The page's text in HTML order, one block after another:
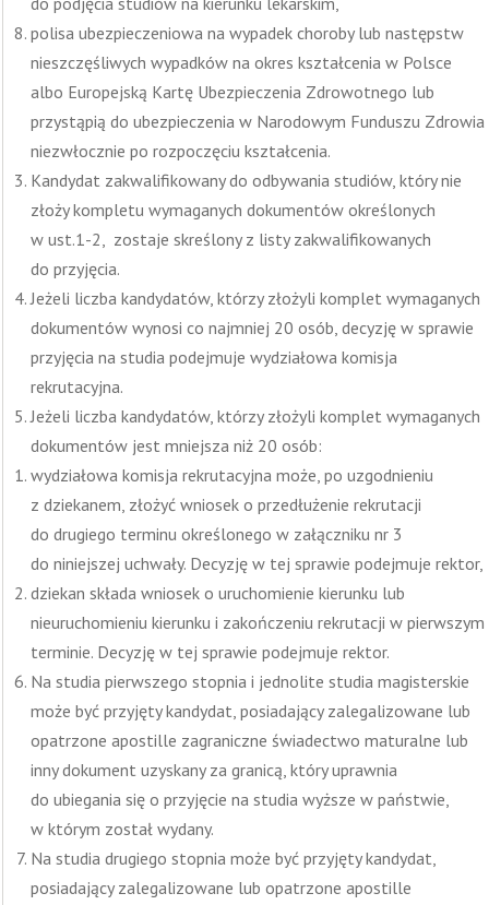
polisa ubezpieczeniowa na wypadek choroby lub następstw
nieszczęśliwych wypadków na okres kształcenia w Polsce
albo Europejską Kartę Ubezpieczenia Zdrowotnego lub
przystąpią do ubezpieczenia w Narodowym Funduszu Zdrowia
niezwłocznie po rozpoczęciu kształcenia.
Kandydat zakwalifikowany do odbywania studiów, który nie
złoży kompletu wymaganych dokumentów określonych
w ust.1-2, zostaje skreślony z listy zakwalifikowanych
do przyjęcia.
Jeżeli liczba kandydatów, którzy złożyli komplet wymaganych
dokumentów wynosi co najmniej 20 osób, decyzję w sprawie
przyjęcia na studia podejmuje wydziałowa komisja
rekrutacyjna.
Jeżeli liczba kandydatów, którzy złożyli komplet wymaganych
dokumentów jest mniejsza niż 20 osób:
wydziałowa komisja rekrutacyjna może, po uzgodnieniu
z dziekanem, złożyć wniosek o przedłużenie rekrutacji
do drugiego terminu określonego w załączniku nr 3
do niniejszej uchwały. Decyzję w tej sprawie podejmuje rektor,
dziekan składa wniosek o uruchomienie kierunku lub
nieuruchomieniu kierunku i zakończeniu rekrutacji w pierwszym
terminie. Decyzję w tej sprawie podejmuje rektor.
Na studia pierwszego stopnia i jednolite studia magisterskie
może być przyjęty kandydat, posiadający zalegalizowane lub
opatrzone apostille zagraniczne świadectwo maturalne lub
inny dokument uzyskany za granicą, który uprawnia
do ubiegania się o przyjęcie na studia wyższe w państwie,
w którym został wydany.
Na studia drugiego stopnia może być przyjęty kandydat,
posiadający zalegalizowane lub opatrzone apostille